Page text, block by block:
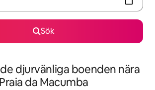
Sök
djurvänliga boenden nära
Praia da Macumba